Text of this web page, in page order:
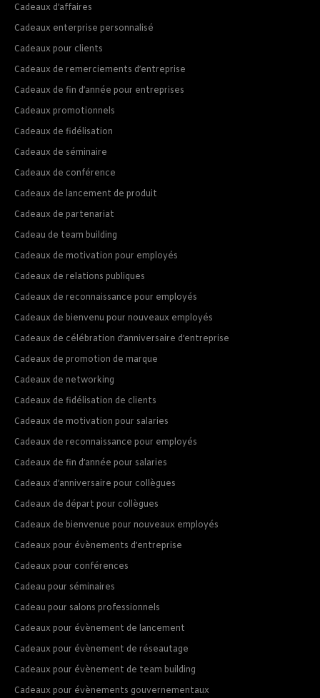
Cadeaux d’affaires
Cadeaux enterprise personnalisé
Cadeaux pour clients
Cadeaux de remerciements d’entreprise
Cadeaux de fin d’année pour entreprises
Cadeaux promotionnels
Cadeaux de fidélisation
Cadeaux de séminaire
Cadeaux de conférence
Cadeaux de lancement de produit
Cadeaux de partenariat
Cadeau de team building
Cadeaux de motivation pour employés
Cadeaux de relations publiques
Cadeaux de reconnaissance pour employés
Cadeaux de bienvenu pour nouveaux employés
Cadeaux de célébration d’anniversaire d’entreprise
Cadeaux de promotion de marque
Cadeaux de networking
Cadeaux de fidélisation de clients
Cadeaux de motivation pour salaries
Cadeaux de reconnaissance pour employés
Cadeaux de fin d’année pour salaries
Cadeaux d’anniversaire pour collègues
Cadeaux de départ pour collègues
Cadeaux de bienvenue pour nouveaux employés
Cadeaux pour évènements d’entreprise
Cadeaux pour conférences
Cadeau pour séminaires
Cadeau pour salons professionnels
Cadeaux pour évènement de lancement
Cadeaux pour évènement de réseautage
Cadeaux pour évènement de team building
Cadeaux pour évènements gouvernementaux